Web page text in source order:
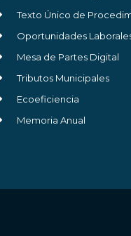
Texto Único de
Oportunidades
Mesa de Partes Digital
Tributos Municipales
Ecoeficiencia
Memoria Anual